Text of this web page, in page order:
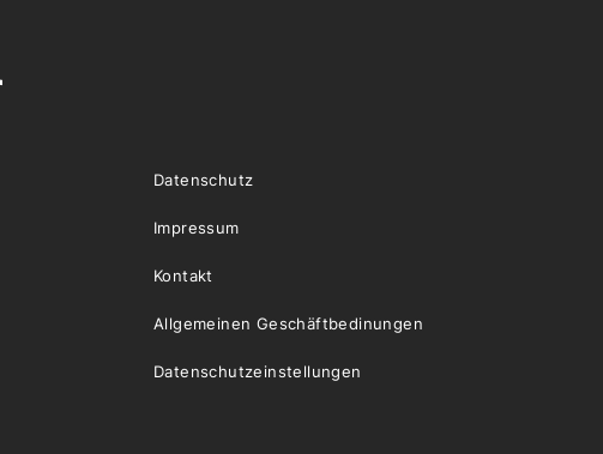
Datenschutz
Impressum
Kontakt
Allgemeinen Geschäftbedinungen
Datenschutzeinstellungen